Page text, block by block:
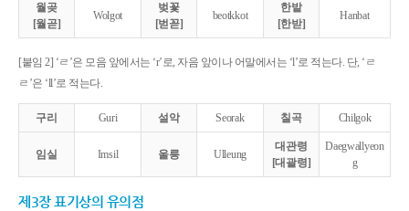
월곶
[월곧]
Wolgot
벚꽃
[벋꼳]
beotkkot
한밭
[한받]
Hanbat
[붙임 2] ‘ㄹ’은 모음 앞에서는 ‘r’로, 자음 앞이나 어말에서는 ‘l’로 적는다. 단, ‘ㄹ
ㄹ’은 ‘ll’로 적는다.
구리 Guri 설악 Seorak 칠곡 Chilgok
임실 Imsil 울릉 Ulleung
대관령
[대괄령]
Daegwallyeon
g
제3장 표기상의 유의점